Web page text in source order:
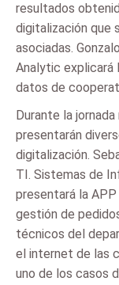
resultados
digitalización que
asociadas.
Analytic explicará
datos de
Durante la
presentarán
digitalización.
TI. Sistemas de
presentará la
gestión de
técnicos del
el internet de las
uno de los casos